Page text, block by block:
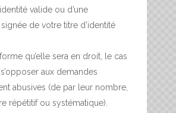
valide ou d’une
de votre titre d’identité
qu’elle sera en droit, le cas
aux demandes
abusives (de par leur nombre,
répétitif ou systématique).